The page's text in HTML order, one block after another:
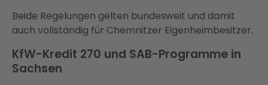
Beide Regelungen gelten bundesweit und damit
auch vollständig für Chemnitzer Eigenheimbesitzer.
KfW-Kredit 270 und SAB-Programme in
Sachsen